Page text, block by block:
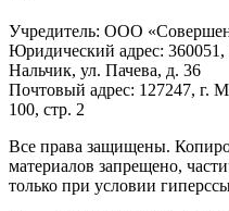
Учредитель: ООО
Юридический адрес: 360051,
Нальчик, ул. Пачева, д. 36
Почтовый адрес: 127247, г.
100, стр. 2
Все права защищены.
материалов запрещено,
только при условии